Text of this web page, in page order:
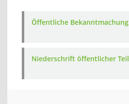
Öffentliche Bekanntmachung
Niederschrift öffentlicher Teil